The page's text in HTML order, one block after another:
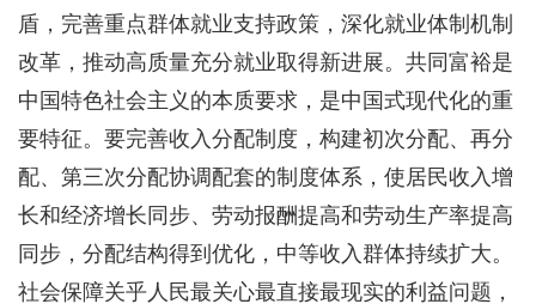
盾，完善重点群体就业支持政策，深化就业体制机制
改革，推动高质量充分就业取得新进展。共同富裕是
中国特色社会主义的本质要求，是中国式现代化的重
要特征。要完善收入分配制度，构建初次分配、再分
配、第三次分配协调配套的制度体系，使居民收入增
长和经济增长同步、劳动报酬提高和劳动生产率提高
同步，分配结构得到优化，中等收入群体持续扩大。
社会保障关乎人民最关心最直接最现实的利益问题，